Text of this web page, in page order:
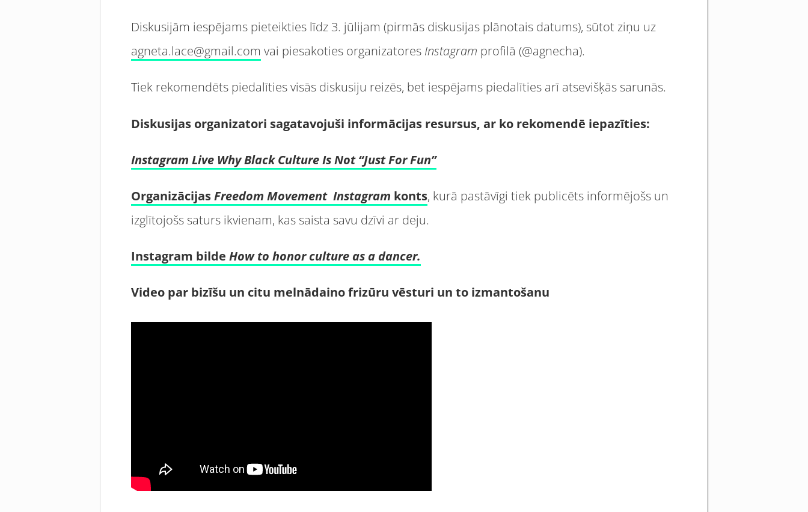
Diskusijām iespējams pieteikties līdz 3. jūlijam (pirmās diskusijas plānotais datums), sūtot ziņu uz
agneta.lace@gmail.com vai piesakoties organizatores Instagram profilā (@agnecha).
Tiek rekomendēts piedalīties visās diskusiju reizēs, bet iespējams piedalīties arī atsevišķās sarunās.
Diskusijas organizatori sagatavojuši informācijas resursus, ar ko rekomendē iepazīties:
Instagram Live Why Black Culture Is Not “Just For Fun”
OrganizācijasFreedom Movement Instagram konts, kurā pastāvīgi tiek publicēts informējošs un
izglītojošs saturs ikvienam, kas saista savu dzīvi ar deju.
Instagram bilde How to honor culture as a dancer.
Video par bizīšu un citu melnādaino frizūru vēsturi un to izmantošanu